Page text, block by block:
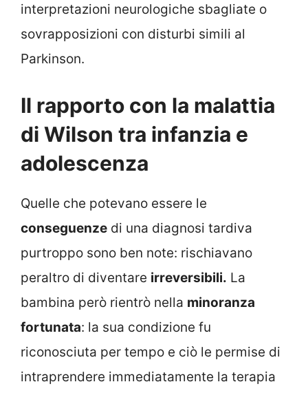
interpretazioni neurologiche sbagliate o
sovrapposizioni con disturbi simili al
Parkinson.
Il rapporto con la malattia
di Wilson tra infanzia e
adolescenza
Quelle che potevano essere le
conseguenze di una diagnosi tardiva
purtroppo sono ben note: rischiavano
peraltro di diventare irreversibili. La
bambina però rientrò nella minoranza
fortunata: la sua condizione fu
riconosciuta per tempo e ciò le permise di
intraprendere immediatamente la terapia